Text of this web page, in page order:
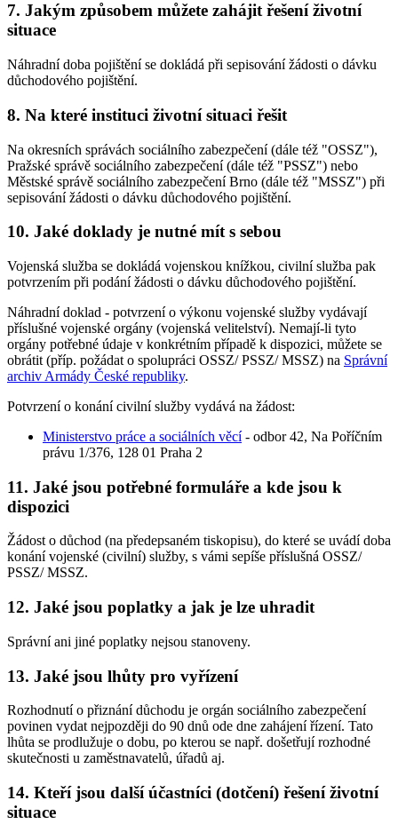
7. Jakým způsobem můžete zahájit řešení životní
situace
Náhradní doba pojištění se dokládá při sepisování žádosti o dávku
důchodového pojištění.
8. Na které instituci životní situaci řešit
Na okresních správách sociálního zabezpečení (dále též "OSSZ"),
Pražské správě sociálního zabezpečení (dále též "PSSZ") nebo
Městské správě sociálního zabezpečení Brno (dále též "MSSZ") při
sepisování žádosti o dávku důchodového pojištění.
10. Jaké doklady je nutné mít s sebou
Vojenská služba se dokládá vojenskou knížkou, civilní služba pak
potvrzením při podání žádosti o dávku důchodového pojištění.
Náhradní doklad - potvrzení o výkonu vojenské služby vydávají
příslušné vojenské orgány (vojenská velitelství). Nemají-li tyto
orgány potřebné údaje v konkrétním případě k dispozici, můžete se
obrátit (příp. požádat o spolupráci OSSZ/ PSSZ/ MSSZ) na Správní
archiv Armády České republiky.
Potvrzení o konání civilní služby vydává na žádost:
Ministerstvo práce a sociálních věcí- odbor 42, Na Poříčním
právu 1/376, 128 01 Praha 2
11. Jaké jsou potřebné formuláře a kde jsou k
dispozici
Žádost o důchod (na předepsaném tiskopisu), do které se uvádí doba
konání vojenské (civilní) služby, s vámi sepíše příslušná OSSZ/
PSSZ/ MSSZ.
12. Jaké jsou poplatky a jak je lze uhradit
Správní ani jiné poplatky nejsou stanoveny.
13. Jaké jsou lhůty pro vyřízení
Rozhodnutí o přiznání důchodu je orgán sociálního zabezpečení
povinen vydat nejpozději do 90 dnů ode dne zahájení řízení. Tato
lhůta se prodlužuje o dobu, po kterou se např. došetřují rozhodné
skutečnosti u zaměstnavatelů, úřadů aj.
14. Kteří jsou další účastníci (dotčení) řešení životní
situace